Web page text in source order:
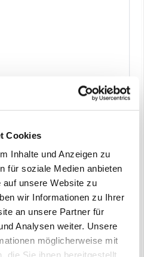
Cookies
Inhalte und Anzeigen zu
für soziale Medien anbieten
unsere Website zu
wir Informationen zu Ihrer
an unsere Partner für
Analysen weiter. Unsere
möglicherweise mit